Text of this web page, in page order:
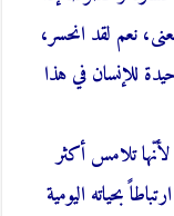
نعم لقد انحسر،
للإنسان في هذا
تلامس أكثر
بحياته اليومية